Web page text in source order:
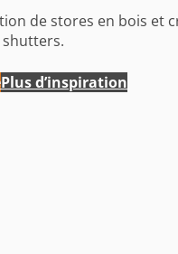
de stores en bois et
shutters.
Plus d’inspiration